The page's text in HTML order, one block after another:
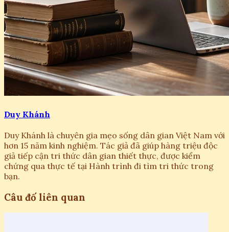
Duy Khánh
Duy Khánh là chuyên gia mẹo sống dân gian Việt Nam với
hơn 15 năm kinh nghiệm. Tác giả đã giúp hàng triệu độc
giả tiếp cận tri thức dân gian thiết thực, được kiểm
chứng qua thực tế tại Hành trình đi tìm tri thức trong
bạn.
Câu đố liên quan